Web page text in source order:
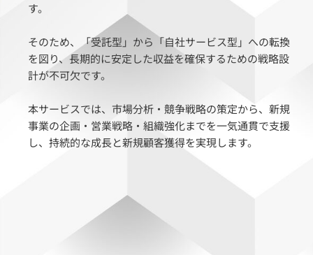
す。
そのため、「受託型」から「自社サービス型」への転換
を図り、長期的に安定した収益を確保するための戦略設
計が不可欠です。
本サービスでは、市場分析・競争戦略の策定から、新規
事業の企画・営業戦略・組織強化までを一気通貫で支援
し、持続的な成長と新規顧客獲得を実現します。